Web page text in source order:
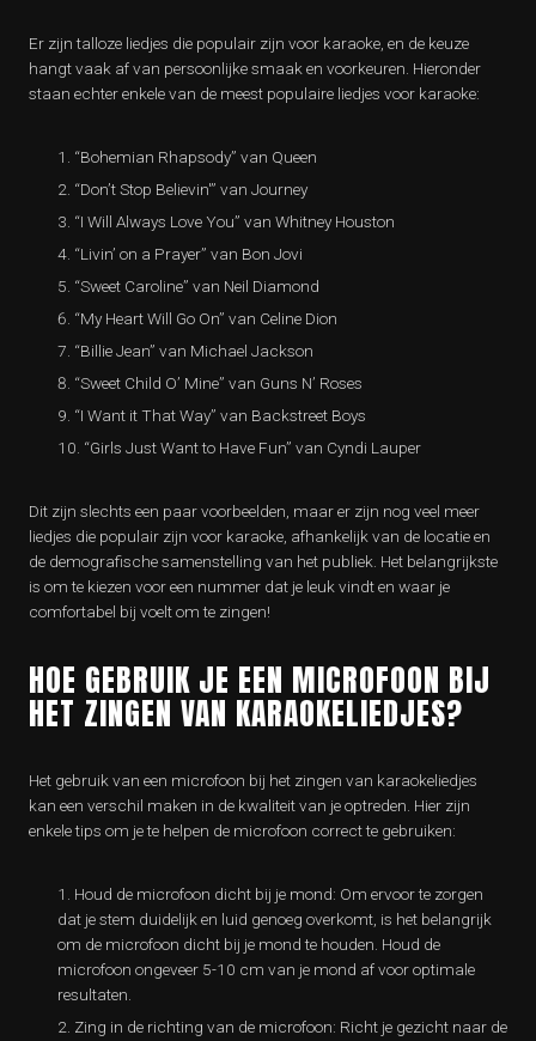
Er zijn talloze liedjes die populair zijn voor karaoke, en de keuze
hangt vaak af van persoonlijke smaak en voorkeuren. Hieronder
staan echter enkele van de meest populaire liedjes voor karaoke:
“Bohemian Rhapsody” van Queen
“Don’t Stop Believin'” van Journey
“I Will Always Love You” van Whitney Houston
“Livin’ on a Prayer” van Bon Jovi
“Sweet Caroline” van Neil Diamond
“My Heart Will Go On” van Celine Dion
“Billie Jean” van Michael Jackson
“Sweet Child O’ Mine” van Guns N’ Roses
“I Want it That Way” van Backstreet Boys
“Girls Just Want to Have Fun” van Cyndi Lauper
Dit zijn slechts een paar voorbeelden, maar er zijn nog veel meer
liedjes die populair zijn voor karaoke, afhankelijk van de locatie en
de demografische samenstelling van het publiek. Het belangrijkste
is om te kiezen voor een nummer dat je leuk vindt en waar je
comfortabel bij voelt om te zingen!
HOE GEBRUIK JE EEN MICROFOON BIJ
HET ZINGEN VAN KARAOKELIEDJES?
Het gebruik van een microfoon bij het zingen van karaokeliedjes
kan een verschil maken in de kwaliteit van je optreden. Hier zijn
enkele tips om je te helpen de microfoon correct te gebruiken:
Houd de microfoon dicht bij je mond: Om ervoor te zorgen
dat je stem duidelijk en luid genoeg overkomt, is het belangrijk
om de microfoon dicht bij je mond te houden. Houd de
microfoon ongeveer 5-10 cm van je mond af voor optimale
resultaten.
Zing in de richting van de microfoon: Richt je gezicht naar de